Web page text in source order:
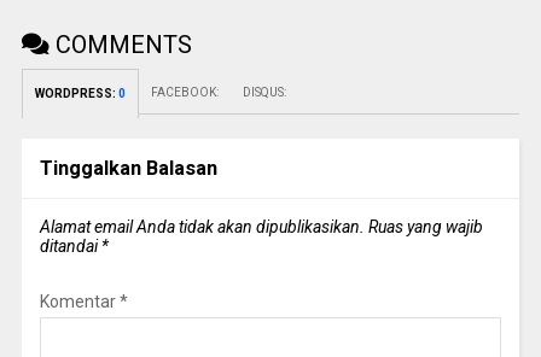
COMMENTS
WORDPRESS: 0 FACEBOOK: DISQUS:
Tinggalkan Balasan
Alamat email Anda tidak akan dipublikasikan. Ruas yang wajib
ditandai*
Komentar*